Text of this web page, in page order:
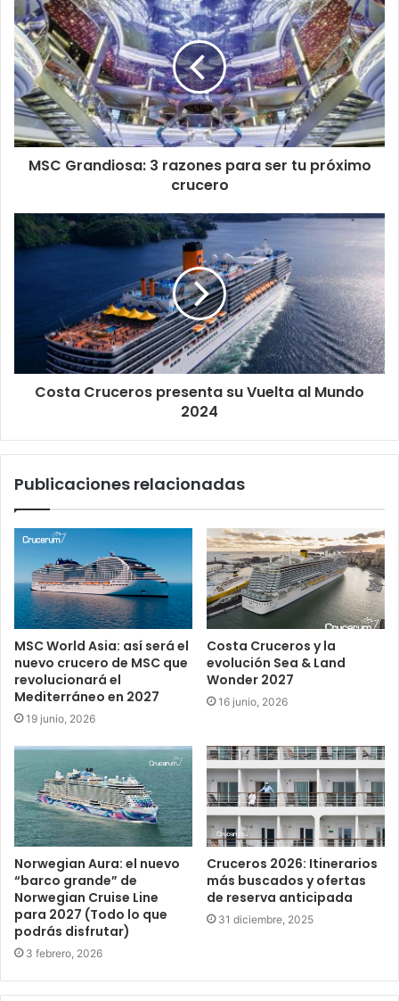
MSC Grandiosa: 3 razones para ser tu próximo
crucero
Costa Cruceros presenta su Vuelta al Mundo
2024
Publicaciones relacionadas
MSC World Asia: así será el
nuevo crucero de MSC que
revolucionará el
Mediterráneo en 2027
19 junio, 2026
Costa Cruceros y la
evolución Sea & Land
Wonder 2027
16 junio, 2026
Norwegian Aura: el nuevo
“barco grande” de
Norwegian Cruise Line
para 2027 (Todo lo que
podrás disfrutar)
3 febrero, 2026
Cruceros 2026: Itinerarios
más buscados y ofertas
de reserva anticipada
31 diciembre, 2025